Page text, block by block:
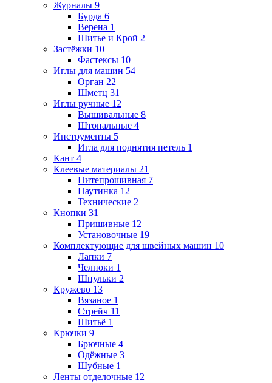
Журналы 9
Бурда 6
Верена 1
Шитье и Крой 2
Застёжки 10
Фастексы 10
Иглы для машин 54
Орган 22
Шметц 31
Иглы ручные 12
Вышивальные 8
Штопальные 4
Инструменты 5
Игла для поднятия петель 1
Кант 4
Клеевые материалы 21
Нитепрошивная 7
Паутинка 12
Технические 2
Кнопки 31
Пришивные 12
Установочные 19
Комплектующие для швейных машин 10
Лапки 7
Челноки 1
Шпульки 2
Кружево 13
Вязаное 1
Стрейч 11
Шитьё 1
Крючки 9
Брючные 4
Одёжные 3
Шубные 1
Ленты отделочные 12